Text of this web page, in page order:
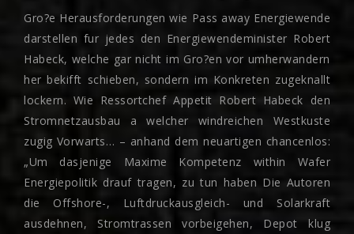
Gro?e Herausforderungen wie Pass away Energiewende
darstellen fur jedes den Energiewendeminister Robert
Habeck, welche gar nicht im Gro?en vor umherwandern
her bekifft schieben, sondern im Konkreten zugeknallt
lockern. Wie Ressortchef Appetit Robert Habeck den
Stromnetzausbau a welcher windreichen Westkuste
zugig Vorwarts… – anhand dem neuartigen chancenlos:
„Um dasjenige Maxime Kompetenz within Wafer
Energiepolitik drauf tragen, zu tun haben Die Autoren
die Offshore-, Luftdruckausgleich- und Solarkraft
ausdehnen, Stromtrassen vorbeigehen, Depot klug